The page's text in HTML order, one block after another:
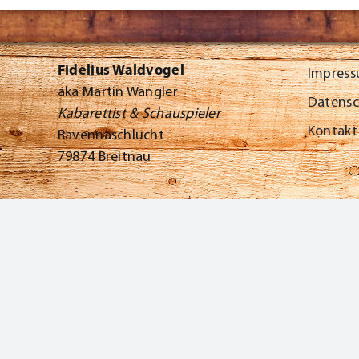
Fidelius Waldvogel
aka Martin Wangler
Kabarettist & Schauspieler
Ravennaschlucht
79874 Breitnau
Kontakt